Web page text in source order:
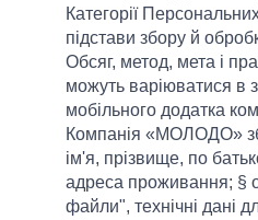
Категорії
підстави збору й
Обсяг, метод, мета і
можуть варіюватися в
мобільного додатка
Компанія «МОЛОДО»
ім'я, прізвище, по
адреса проживання; §
файли", технічні дані